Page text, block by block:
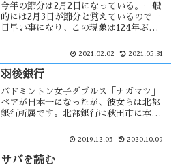
今年の節分は2月2日になっている。一般
的には2月3日が節分と覚えているので一
日早い事になり、この現象は124年ぶりに
くあると思うが、豆まき・イワシ・恵方
の様な事は一切行わないが・・・
2021.02.02 2021.05.31
羽後銀行
バドミントン女子ダブルス「ナガマツ」
ペアが日本一になったが、彼女らは北都
銀行所属です。北都銀行は秋田市に本店
に羽後銀行が秋田あけぼの銀行（旧・秋
称した。北都銀行とは少しだけ関わりあ
2019.12.05 2020.10.09
サバを読む